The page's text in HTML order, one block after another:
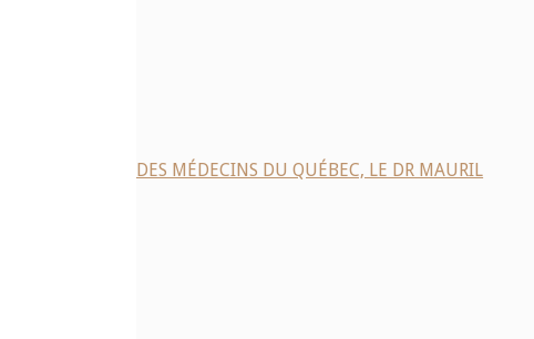
DU COLLÈGE DES MÉDECINS DU QUÉBEC, LE DR MAURIL